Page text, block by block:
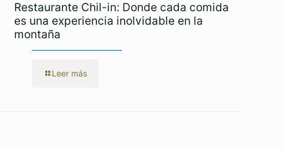
Restaurante Chil-in: Donde cada comida
es una experiencia inolvidable en la
montaña
Leer más